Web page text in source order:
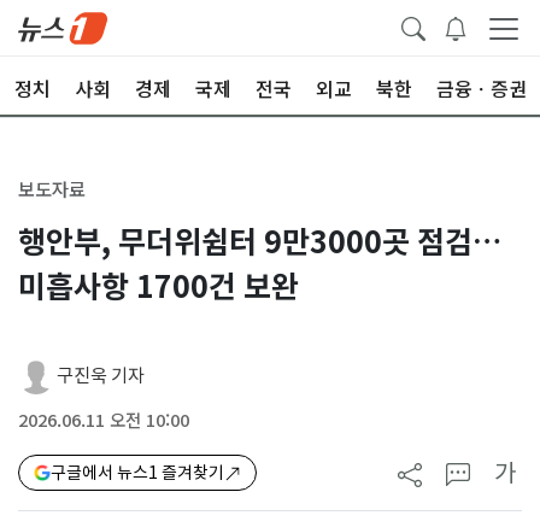
정치 사회 경제 국제 전국 외교 북한 금융ㆍ증권
보도자료
행안부, 무더위쉼터 9만3000곳 점검…
미흡사항 1700건 보완
구진욱 기자
2026.06.11 오전 10:00
구글에서 뉴스1 즐겨찾기 가